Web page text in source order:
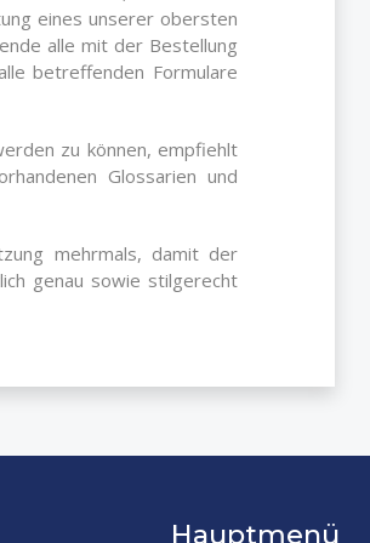
eines unserer obersten
alle mit der Bestellung
betreffenden Formulare
zu können, empfiehlt
Glossarien und
mehrmals, damit der
genau sowie stilgerecht
Hauptmenü